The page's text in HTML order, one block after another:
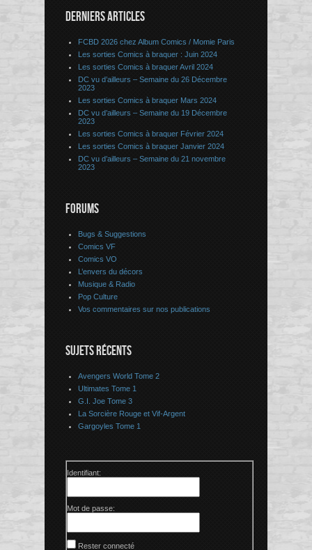
DERNIERS ARTICLES
FCBD 2026 chez Album Comics / Momie Paris
Les sorties Comics à braquer : Juin 2024
Les sorties Comics à braquer Avril 2024
DC vu d’ailleurs – Semaine du 26 Décembre
2023
Les sorties Comics à braquer Mars 2024
DC vu d’ailleurs – Semaine du 19 Décembre
2023
Les sorties Comics à braquer Février 2024
Les sorties Comics à braquer Janvier 2024
DC vu d’ailleurs – Semaine du 21 novembre
2023
FORUMS
Bugs & Suggestions
Comics VF
Comics VO
L’envers du décors
Musique & Radio
Pop Culture
Vos commentaires sur nos publications
SUJETS RÉCENTS
Avengers World Tome 2
Ultimates Tome 1
G.I. Joe Tome 3
La Sorcière Rouge et Vif-Argent
Gargoyles Tome 1
Identifiant:
Mot de passe:
Rester connecté